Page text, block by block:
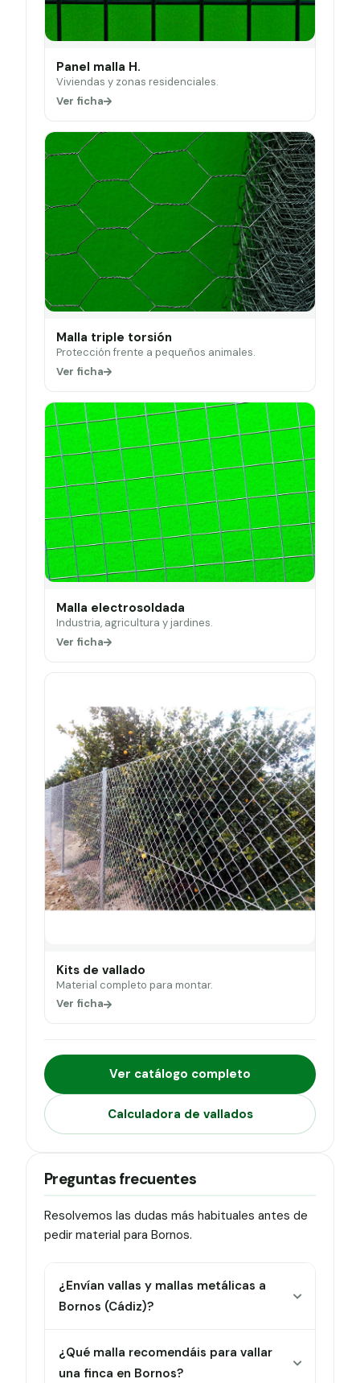
Panel malla H.
Viviendas y zonas residenciales.
Ver ficha
Malla triple torsión
Protección frente a pequeños animales.
Ver ficha
Malla electrosoldada
Industria, agricultura y jardines.
Ver ficha
Kits de vallado
Material completo para montar.
Ver ficha
Ver catálogo completo
Calculadora de vallados
Preguntas frecuentes
Resolvemos las dudas más habituales antes de
pedir material para Bornos.
¿Envían vallas y mallas metálicas a
Bornos (Cádiz)?
¿Qué malla recomendáis para vallar
una finca en Bornos?